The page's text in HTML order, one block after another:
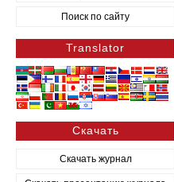
Поиск по сайту
Translator
Скачать
Скачать журнал